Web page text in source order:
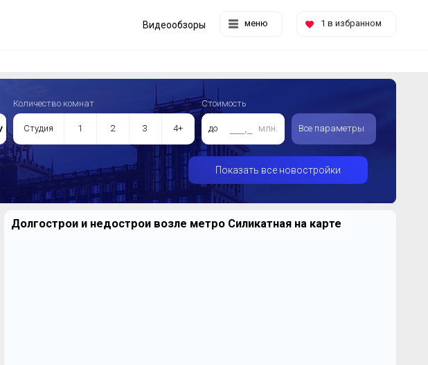
меню 1 в избранном
Видеообзоры
Количество комнат
Студия 1 2 3 4+
Стоимость
до млн. Все параметры
Показать все новостройки
Долгострои и недострои возле метро Силикатная на карте